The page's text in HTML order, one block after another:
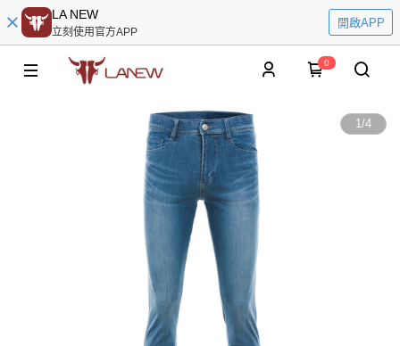
LA NEW
立刻使用官方APP
開啟APP
0
1/4